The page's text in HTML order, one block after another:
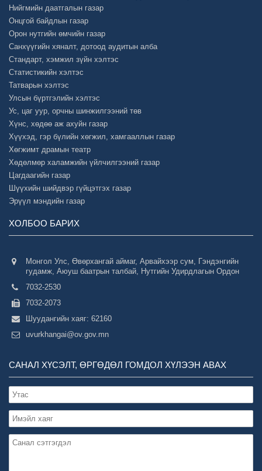
Нийгмийн даатгалын газар
Онцгой байдлын газар
Орон нутгийн өмчийн газар
Санхүүгийн хяналт, дотоод аудитын алба
Стандарт, хэмжил зүйн хэлтэс
Статистикийн хэлтэс
Татварын хэлтэс
Улсын бүртгэлийн хэлтэс
Ус, цаг уур, орчны шинжилгээний төв
Хүнс, хөдөө аж ахуйн газар
Хүүхэд, гэр бүлийн хөгжил, хамгааллын газар
Хөгжимт драмын театр
Хөдөлмөр халамжийн үйлчилгээний газар
Цагдаагийн газар
Шүүхийн шийдвэр гүйцэтгэх газар
Эрүүл мэндийн газар
ХОЛБОО БАРИХ
Монгол Улс, Өвөрхангай аймаг, Арвайхээр сум, Гэндэнгийн
гудамж, Аюуш баатрын талбай, Нутгийн Удирдлагын Ордон
7032-2530
7032-2073
Шуудангийн хаяг: 62160
uvurkhangai@ov.gov.mn
САНАЛ ХҮСЭЛТ, ӨРГӨДӨЛ ГОМДОЛ ХҮЛЭЭН АВАХ